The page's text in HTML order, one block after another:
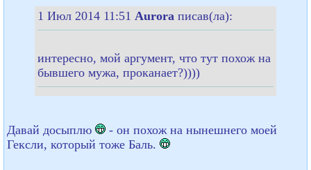
1 Июл 2014 11:51 Aurora писав(ла):
интересно, мой аргумент, что тут похож на
бывшего мужа, проканает?))))
Давай досыплю
- он похож на нынешнего моей
Гексли, который тоже Баль.